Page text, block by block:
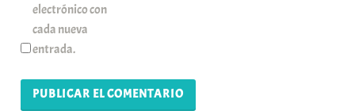
electrónico con
cada nueva
entrada.